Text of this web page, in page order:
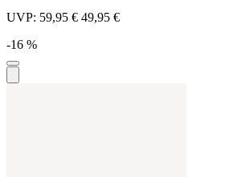
UVP: 59,95 € 49,95 €
-16 %